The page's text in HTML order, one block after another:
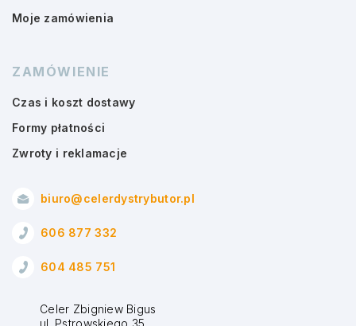
Moje zamówienia
ZAMÓWIENIE
Czas i koszt dostawy
Formy płatności
Zwroty i reklamacje
biuro@celerdystrybutor.pl
606 877 332
604 485 751
Celer Zbigniew Bigus
ul. Pstrowskiego 35